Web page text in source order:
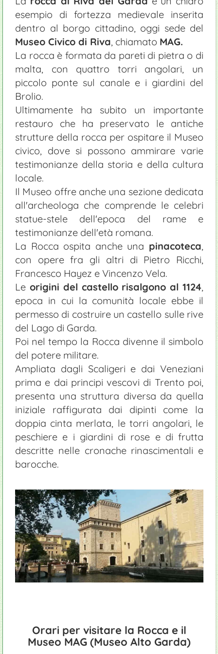
esempio di fortezza medievale inserita
dentro al borgo cittadino, oggi sede del
Museo Civico di Riva, chiamato MAG.
La rocca è formata da pareti di pietra o di
malta, con quattro torri angolari, un
piccolo ponte sul canale e i giardini del
Brolio.
Ultimamente ha subito un importante
restauro che ha preservato le antiche
strutture della rocca per ospitare il Museo
civico, dove si possono ammirare varie
testimonianze della storia e della cultura
locale.
Il Museo offre anche una sezione dedicata
all'archeologa che comprende le celebri
statue-stele dell'epoca del rame e
testimonianze dell'età romana.
La Rocca ospita anche una pinacoteca,
con opere fra gli altri di Pietro Ricchi,
Francesco Hayez e Vincenzo Vela.
Le origini del castello risalgono al 1124,
epoca in cui la comunità locale ebbe il
permesso di costruire un castello sulle rive
del Lago di Garda.
Poi nel tempo la Rocca divenne il simbolo
del potere militare.
Ampliata dagli Scaligeri e dai Veneziani
prima e dai principi vescovi di Trento poi,
presenta una struttura diversa da quella
iniziale raffigurata dai dipinti come la
doppia cinta merlata, le torri angolari, le
peschiere e i giardini di rose e di frutta
descritte nelle cronache rinascimentali e
barocche.
Orari per visitare la Rocca e il
Museo MAG (Museo Alto Garda)